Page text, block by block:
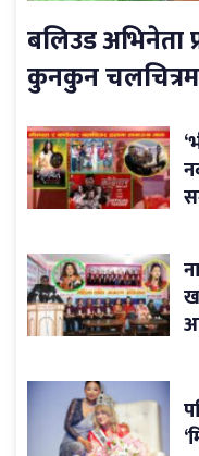
बलिउड अभिनेता
कुनकुन